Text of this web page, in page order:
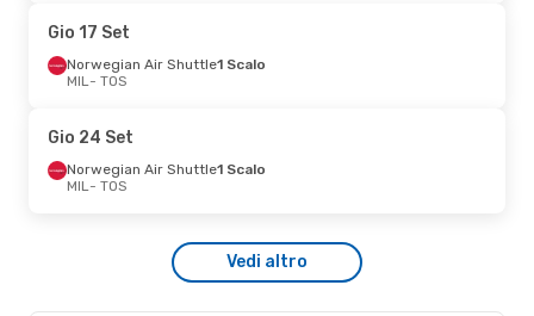
Norwegian Air Shuttle
MIL - TOS
Scandinavian Airlines2 Scali
TOS
- MIL
Gio 10 Set- Mar 15 Set
Norwegian Air Shuttle1 Scalo
MIL
- TOS
- Lun 12 Ott
Gio 17 Set
Norwegian Air Shuttle1 Scalo
MIL- TOS
Gio 24 Set
Norwegian Air Shuttle1 Scalo
MIL- TOS
Vedi altro